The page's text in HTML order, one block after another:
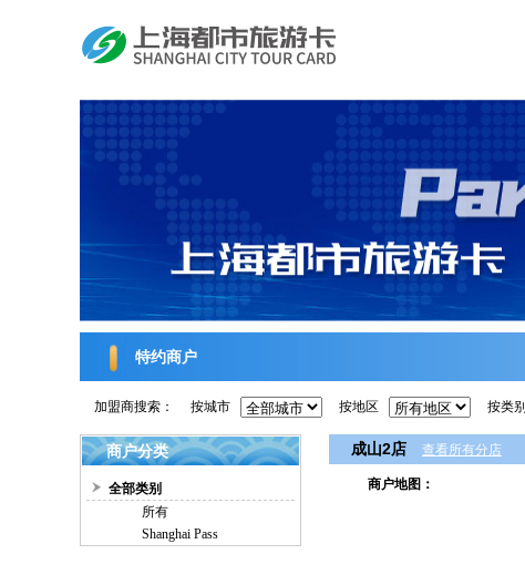
特约商户
加盟商搜索： 按城市 按地区 按类别
商户分类
全部类别
所有
Shanghai Pass
成山2店 查看所有分店
商户地图：